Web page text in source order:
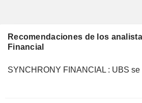
Recomendaciones de los
Financial
SYNCHRONY FINANCIAL : UBS se